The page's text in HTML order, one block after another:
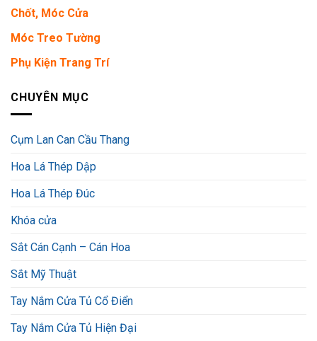
Chốt, Móc Cửa
Móc Treo Tường
Phụ Kiện Trang Trí
CHUYÊN MỤC
Cụm Lan Can Cầu Thang
Hoa Lá Thép Dập
Hoa Lá Thép Đúc
Khóa cửa
Sắt Cán Cạnh – Cán Hoa
Sắt Mỹ Thuật
Tay Nắm Cửa Tủ Cổ Điển
Tay Nắm Cửa Tủ Hiện Đại